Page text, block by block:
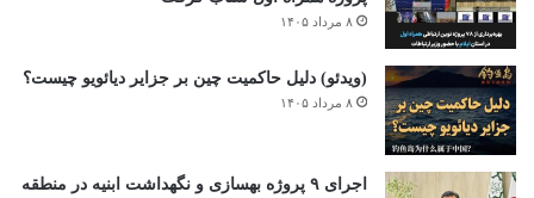
۸ مرداد ۱۴۰۵
(ویدئو) دلیل حاکمیت چین بر جزایر دیائویو چیست؟
۸ مرداد ۱۴۰۵
اجرای ۹ پروژه بهسازی و نگهداشت ابنیه در منطقه